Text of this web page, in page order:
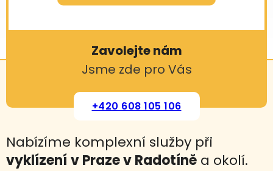
Zavolejte nám
Jsme zde pro Vás
+420 608 105 106
Nabízíme komplexní služby při
vyklízení v Praze v Radotíně a okolí.